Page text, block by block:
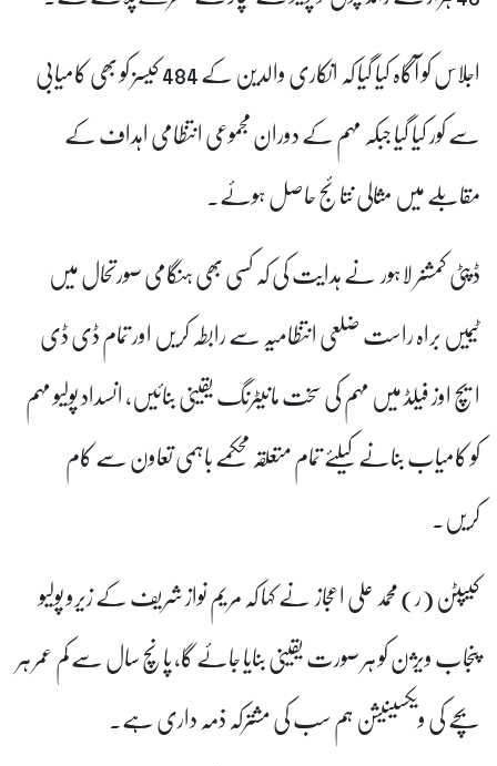
اجلاس کو آگاہ کیا گیا کہ انکاری والدین کے 484 کیسز کو بھی کامیابی
سے کور کیا گیا جبکہ مہم کے دوران مجموعی انتظامی اہداف کے
مقابلے میں مثالی نتائج حاصل ہوئے۔
ڈپٹی کمشنر لاہور نے ہدایت کی کہ کسی بھی ہنگامی صورتحال میں
ٹیمیں براہ راست ضلعی انتظامیہ سے رابطہ کریں اور تمام ڈی ڈی
ایچ اوز فیلڈ میں مہم کی سخت مانیٹرنگ یقینی بنائیں، انسداد پولیو مہم
کو کامیاب بنانے کیلئے تمام متعلقہ محکمے باہمی تعاون سے کام
کریں۔
کیپٹن (ر) محمد علی اعجاز نے کہا کہ مریم نواز شریف کے زیرو پولیو
پنجاب ویژن کو ہر صورت یقینی بنایا جائے گا، پانچ سال سے کم عمر ہر
بچے کی ویکسینیشن ہم سب کی مشترکہ ذمہ داری ہے۔